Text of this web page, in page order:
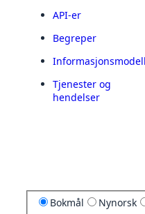
API-er
Begreper
Tjenester og
hendelser
Bokmål Nynorsk